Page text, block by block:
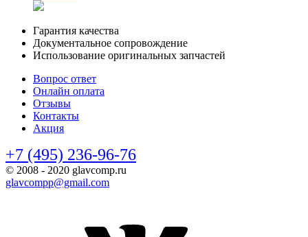
Гарантия качества
Документальное сопровождение
Использование оригинальных запчастей
Вопрос ответ
Онлайн оплата
Отзывы
Контакты
Акция
+7 (495) 236-96-76
© 2008 - 2020 glavcomp.ru
glavcompp@gmail.com